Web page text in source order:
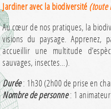
Jardiner avec la biodiversité (toute
Au cœur de nos pratiques, la
visions du paysage. Apprenez,
accueillir une multitude
sauvages, insectes…).
Durée: 1h30 (2h00 de prise en
Nombre de personne: 1